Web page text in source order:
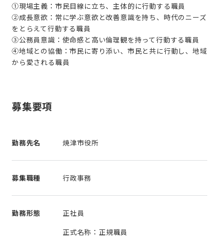
①現場主義：市民目線に立ち、主体的に行動する職員
②成長意欲：常に学ぶ意欲と改善意識を持ち、時代のニーズ
をとらえて行動する職員
③公務員意識：使命感と高い倫理観を持って行動する職員
④地域との協働：市民に寄り添い、市民と共に行動し、地域
から愛される職員
募集要項
勤務先名 焼津市役所
募集職種 行政事務
勤務形態
正社員
正式名称：正規職員